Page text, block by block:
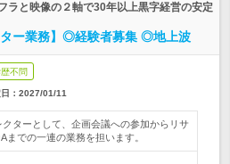
ラと映像の２軸で30年以上黒字経営の安定
ー業務】◎経験者募集 ◎地上波
不問
： 2027/01/11
ターとして、企画会議への参加からリサ
までの一連の業務を担います。